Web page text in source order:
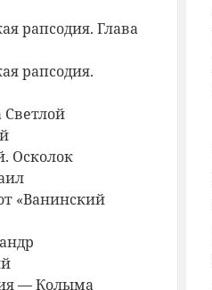
рапсодия. Глава
рапсодия.
Осколок
«Ванинский
— Колыма